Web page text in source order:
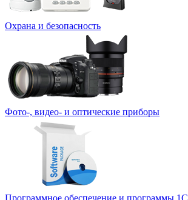
Охрана и безопасность
Фото-, видео- и оптические приборы
Программное обеспечение и программы 1С